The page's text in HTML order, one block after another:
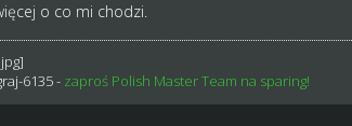
o co mi chodzi.
6135- zaproś Polish Master Team na sparing!